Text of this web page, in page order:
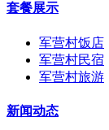
套餐展示
军营村饭店
军营村民宿
军营村旅游
新闻动态